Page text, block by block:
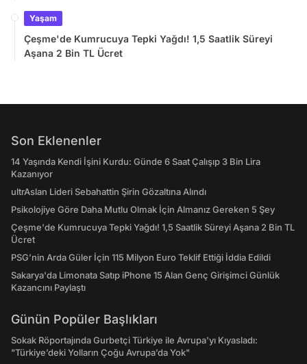
Yaşam
Çeşme'de Kumrucuya Tepki Yağdı! 1,5 Saatlik Süreyi
Aşana 2 Bin TL Ücret
Son Eklenenler
14 Yaşında Kendi İşini Kurdu: Günde 6 Saat Çalışıp 3 Bin Lira
Kazanıyor
ultrAslan Lideri Sebahattin Şirin Gözaltına Alındı
Psikolojiye Göre Daha Mutlu Olmak İçin Almanız Gereken 5 Şey
Çeşme'de Kumrucuya Tepki Yağdı! 1,5 Saatlik Süreyi Aşana 2 Bin TL
Ücret
PSG’nin Arda Güler İçin 115 Milyon Euro Teklif Ettiği İddia Edildi
Sakarya'da Limonata Satıp iPhone 15 Alan Genç Girişimci Günlük
Kazancını Paylaştı
Günün Popüler Başlıkları
Sokak Röportajında Gurbetçi Türkiye ile Avrupa'yı Kıyasladı:
"Türkiye’deki Yolların Çoğu Avrupa’da Yok"